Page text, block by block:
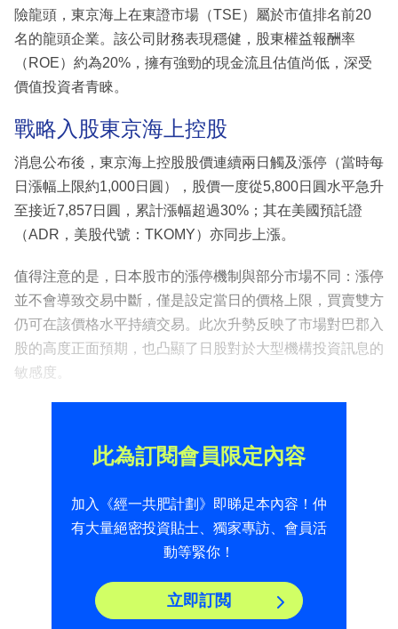
險龍頭，東京海上在東證市場（TSE）屬於市值排名前20
名的龍頭企業。該公司財務表現穩健，股東權益報酬率
（ROE）約為20%，擁有強勁的現金流且估值尚低，深受
價值投資者青睞。
戰略入股東京海上控股
消息公布後，東京海上控股股價連續兩日觸及漲停（當時每
日漲幅上限約1,000日圓），股價一度從5,800日圓水平急升
至接近7,857日圓，累計漲幅超過30%；其在美國預託證
（ADR，美股代號：TKOMY）亦同步上漲。
值得注意的是，日本股市的漲停機制與部分市場不同：漲停
並不會導致交易中斷，僅是設定當日的價格上限，買賣雙方
仍可在該價格水平持續交易。此次升勢反映了市場對巴郡入
股的高度正面預期，也凸顯了日股對於大型機構投資訊息的
敏感度。
此為訂閱會員限定內容
加入《經一共肥計劃》即睇足本內容！仲
有大量絕密投資貼士、獨家專訪、會員活
動等緊你！
立即訂閲